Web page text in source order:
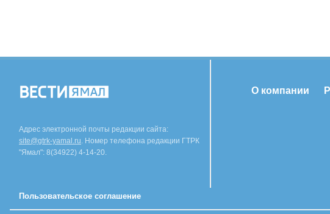
Адрес электронной почты редакции сайта:
site@gtrk-yamal.ru. Номер телефона редакции ГТРК
"Ямал": 8(34922) 4-14-20.
Пользовательское соглашение
О компании